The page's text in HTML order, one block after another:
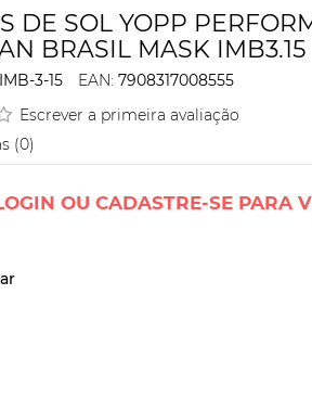
DE SOL YOPP
BRASIL MASK IMB3.15
3-15 EAN: 7908317008555
Escrever a primeira avaliação
(0)
OU CADASTRE-SE PARA